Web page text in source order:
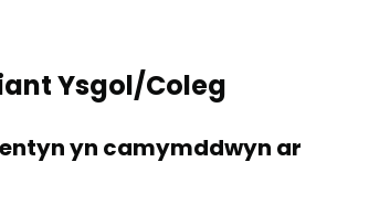
Ysgol/Coleg
yn camymddwyn ar